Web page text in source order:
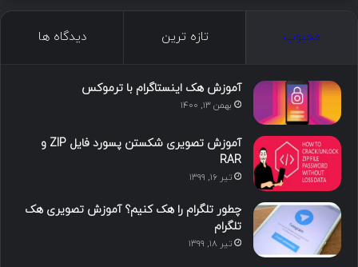
محبوب تازه ترین دیدگاه ها
آموزش هک اینستاگرام با ترموکس
بهمن ۱۳, ۱۴۰۰
آموزش تصویری شکستن پسورد فایل ZIP و
RAR
تیر ۱۶, ۱۳۹۹
چطور تلگرام را هک کنیم؟ آموزش تصویری هک
تلگرام
تیر ۱۸, ۱۳۹۹